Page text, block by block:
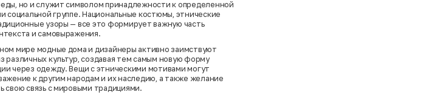
но и служит символом принадлежности к определенной
социальной группе. Национальные костюмы, этнические
узоры — все это формирует важную часть
и самовыражения.
мире модные дома и дизайнеры активно заимствуют
различных культур, создавая тем самым новую форму
через одежду. Вещи с этническими мотивами могут
к другим народам и их наследию, а также желание
свою связь с мировыми традициями.